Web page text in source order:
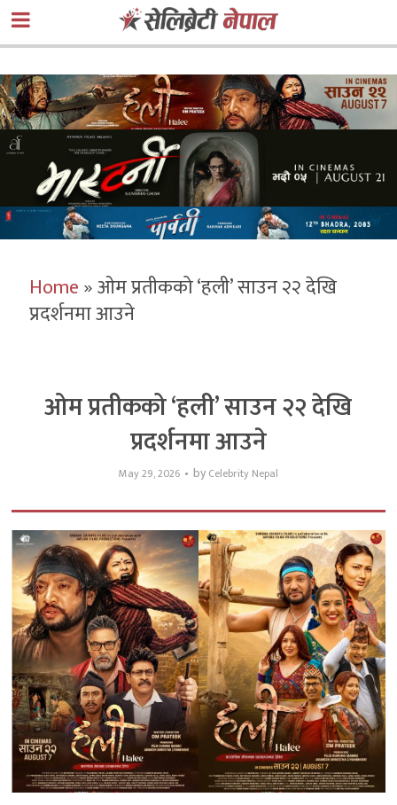
Home»ओम प्रतीकको ‘हली’ साउन २२ देखि
प्रदर्शनमा आउने
ओम प्रतीकको ‘हली’ साउन २२ देखि
प्रदर्शनमा आउने
May 29, 2026 by Celebrity Nepal